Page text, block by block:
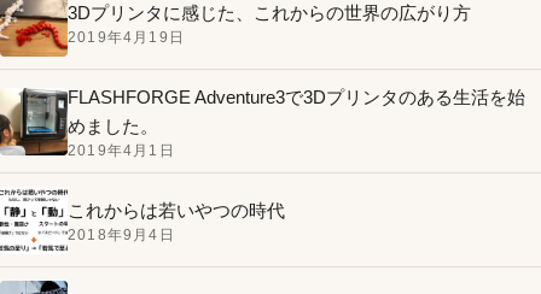
3Dプリンタに感じた、これからの世界の広がり方
2019年4月19日
FLASHFORGE Adventure3で3Dプリンタのある生活を始
めました。
2019年4月1日
これからは若いやつの時代
2018年9月4日